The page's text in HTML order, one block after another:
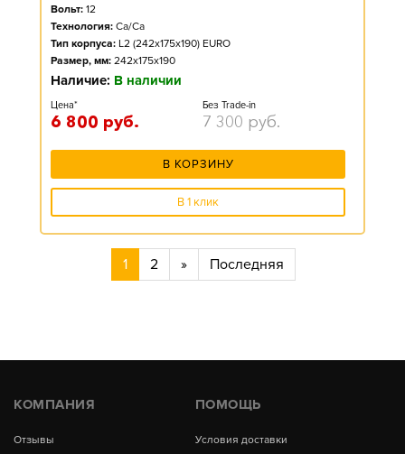
Вольт: 12
Технология: Ca/Ca
Тип корпуса: L2 (242x175x190) EURO
Размер, мм: 242x175x190
Наличие: В наличии
Цена*
6 800 руб.
Без Trade-in
7 300 руб.
В КОРЗИНУ
В 1 клик
1 2 » Последняя
КОМПАНИЯ
Отзывы
ПОМОЩЬ
Условия доставки